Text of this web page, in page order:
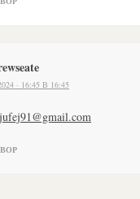
· 16:45 В 16:45
moc.l
iamg@
19jef